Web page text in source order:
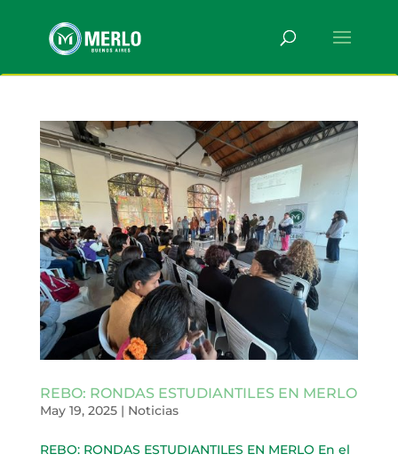
REBO: RONDAS ESTUDIANTILES EN MERLO
May 19, 2025| Noticias
REBO: RONDAS ESTUDIANTILES EN MERLO En el